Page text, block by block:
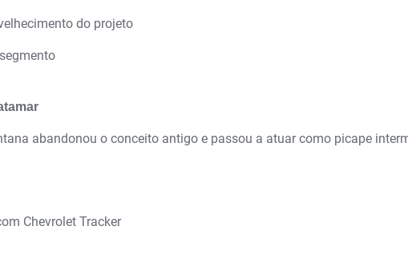
do projeto
abandonou o conceito antigo e passou a atuar como picape
Chevrolet Tracker